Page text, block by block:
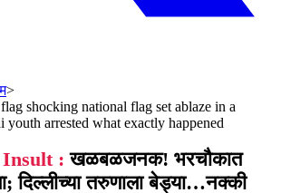
>
shocking national flag set ablaze in a
youth arrested what exactly happened
: खळबळजनक! भरचौकात
दिल्लीच्या तरुणाला बेड्या…नक्की